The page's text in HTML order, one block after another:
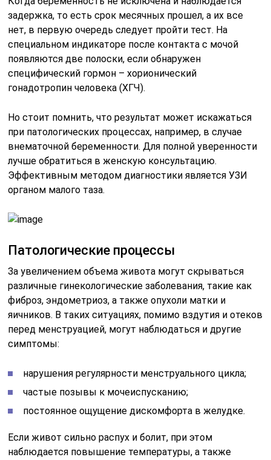
задержка, то есть срок месячных прошел, а их все
нет, в первую очередь следует пройти тест. На
специальном индикаторе после контакта с мочой
появляются две полоски, если обнаружен
специфический гормон – хорионический
гонадотропин человека (ХГЧ).
Но стоит помнить, что результат может искажаться
при патологических процессах, например, в случае
внематочной беременности. Для полной уверенности
лучше обратиться в женскую консультацию.
Эффективным методом диагностики является УЗИ
органом малого таза.
Патологические процессы
За увеличением объема живота могут скрываться
различные гинекологические заболевания, такие как
фиброз, эндометриоз, а также опухоли матки и
яичников. В таких ситуациях, помимо вздутия и отеков
перед менструацией, могут наблюдаться и другие
симптомы:
нарушения регулярности менструального цикла;
частые позывы к мочеиспусканию;
постоянное ощущение дискомфорта в желудке.
Если живот сильно распух и болит, при этом
наблюдается повышение температуры, а также